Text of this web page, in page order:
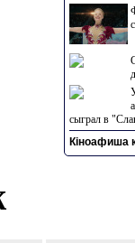
сыграл в
Кіноафиша